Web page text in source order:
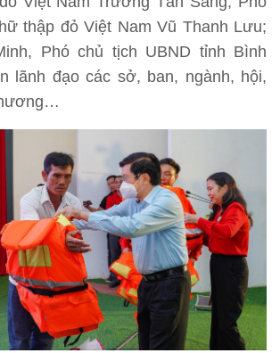
thập đỏ Việt Nam Vũ Thanh Lưu;
Phó chủ tịch UBND tỉnh Bình
lãnh đạo các sở, ban, ngành, hội,